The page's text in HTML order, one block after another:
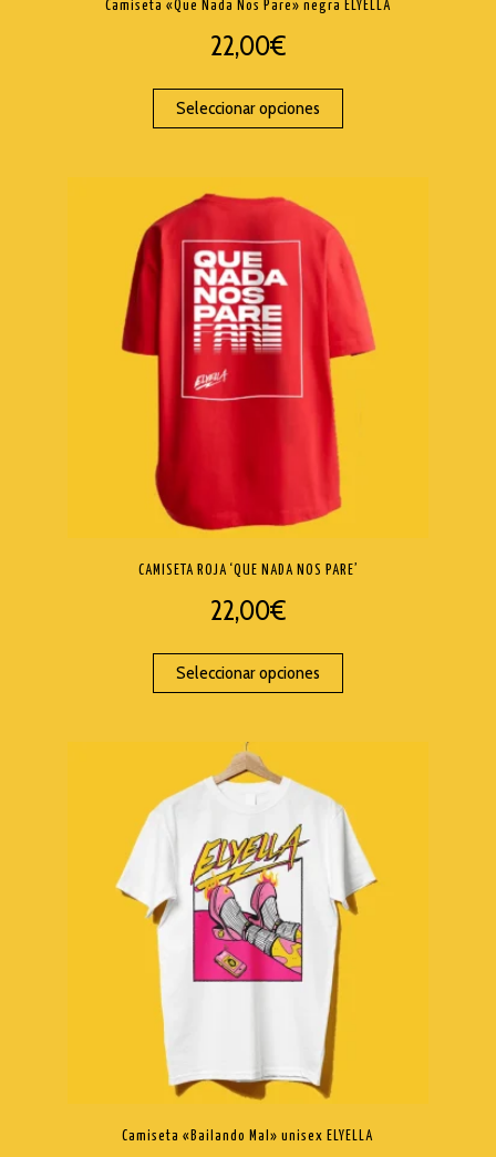
Camiseta «Que Nada Nos Pare» negra ELYELLA
22,00€
Seleccionar opciones
CAMISETA ROJA ‘QUE NADA NOS PARE’
22,00€
Seleccionar opciones
Camiseta «Bailando Mal» unisex ELYELLA